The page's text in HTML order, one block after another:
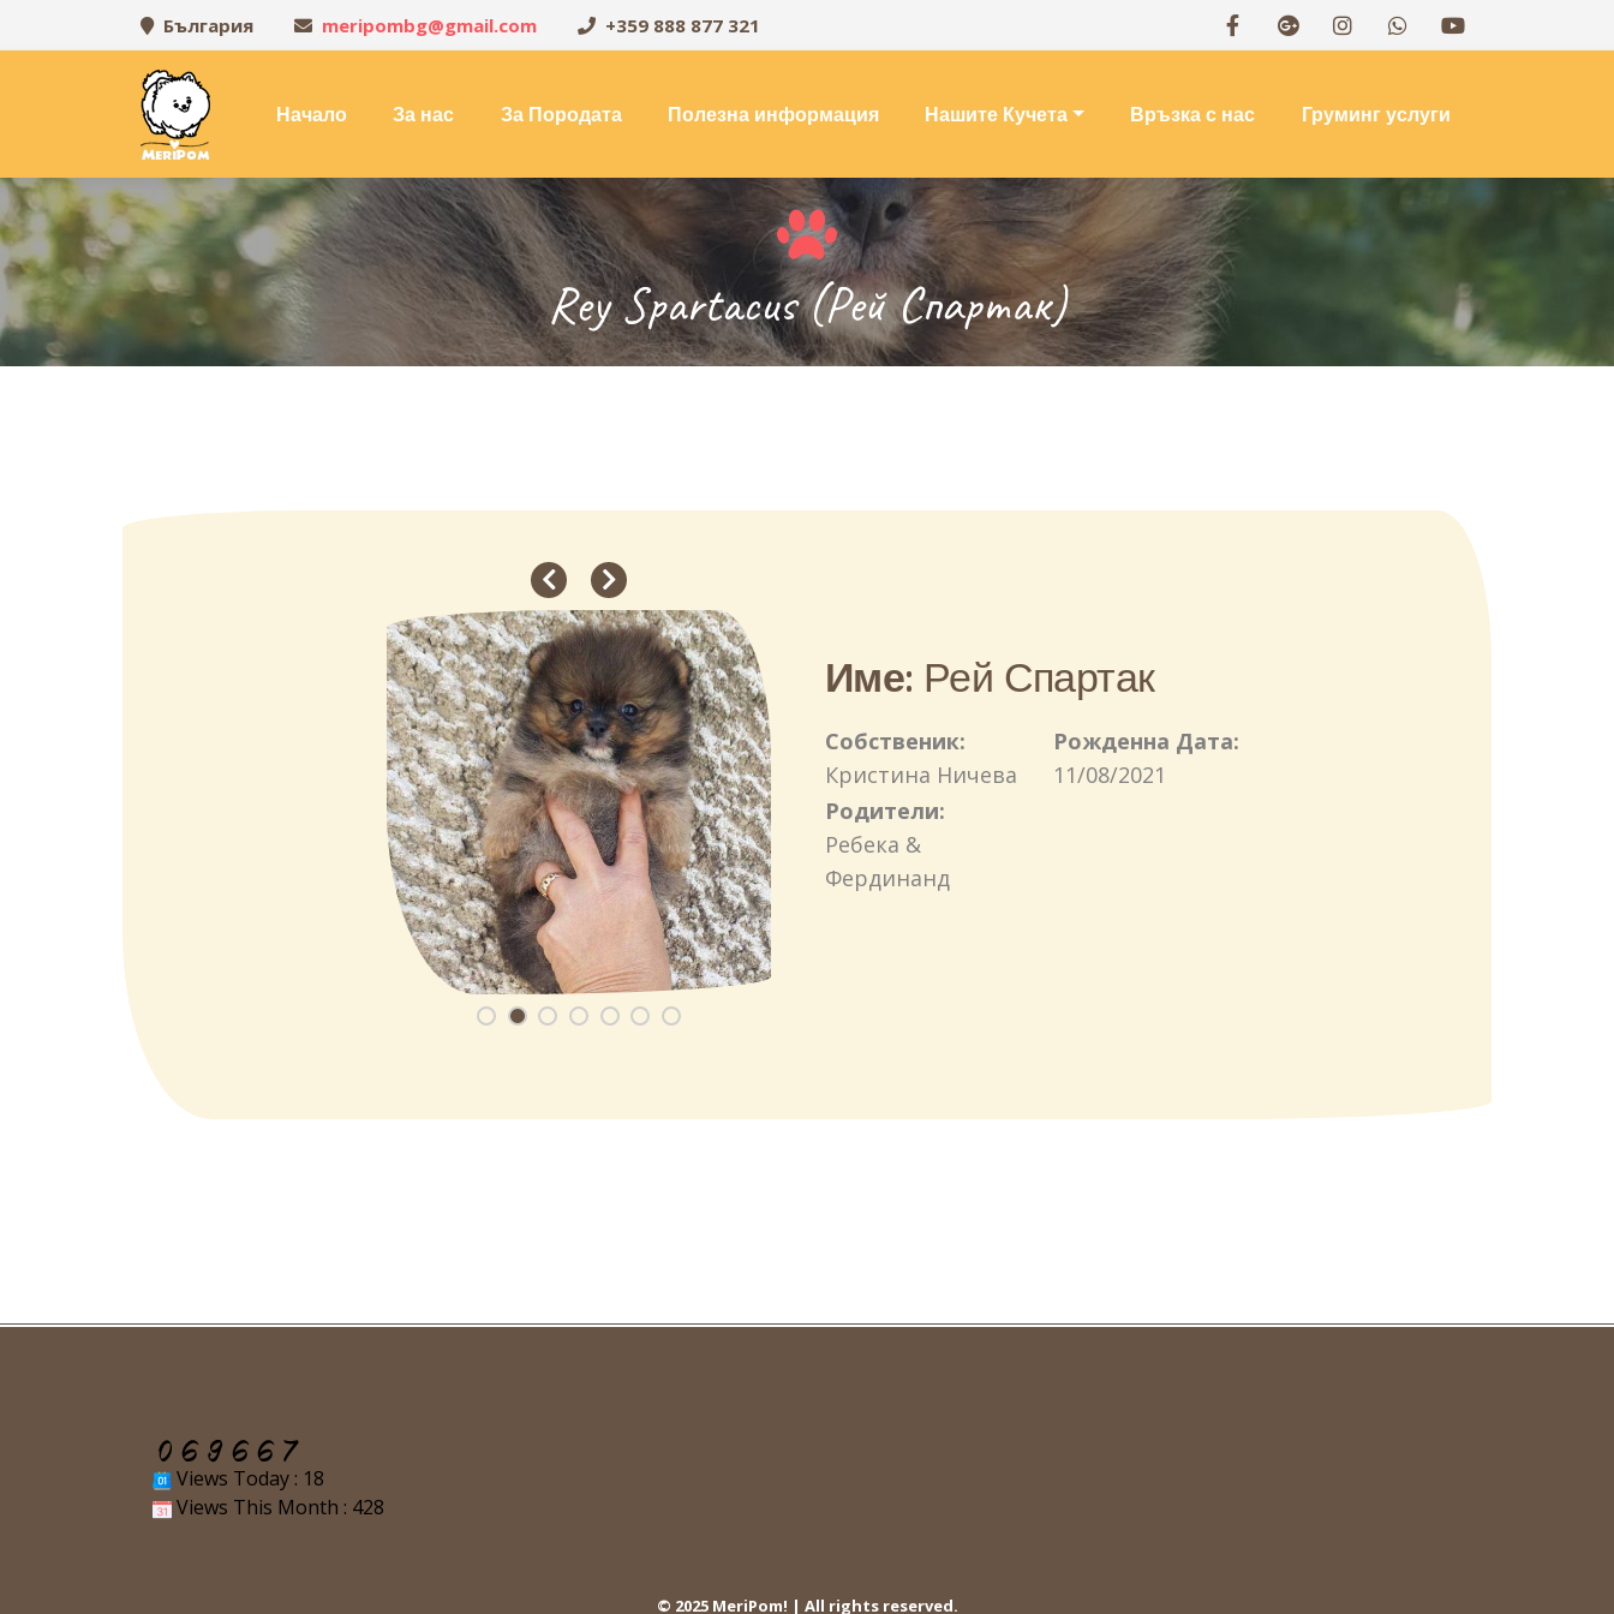
България meripombg@gmail.com +359 888 877 321
Начало За нас За Породата Полезна информация Нашите Кучета Връзка с нас Груминг услуги
Rey Spartacus (Рей Спартак)
Име: Рей Спартак
Собственик:
Кристина Ничева
Рожденна Дата:
11/08/2021
Родители:
Ребека &
Фердинанд
Views Today : 18
Views This Month : 428
© 2025 MeriPom! | All rights reserved.